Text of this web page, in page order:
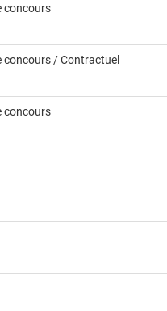
concours
/ Contractuel
concours